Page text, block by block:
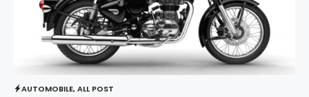
AUTOMOBILE,ALL POST